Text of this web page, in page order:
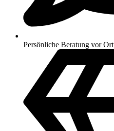
Persönliche Beratung vor Ort